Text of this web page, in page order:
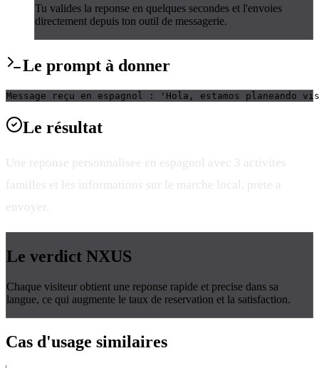
Tu valides la reponse en quelques secondes et l'envoies
directement depuis ton outil de messagerie.
Le prompt à donner
Message reçu en espagnol : 'Hola, estamos
Le résultat
Une reponse personnalisee en espagnol avec 3 activites
familles et les informations sur le marche local, prete a
envoyer.
Le verdict NXUS
Chaque visiteur obtient une reponse rapide et precise dans sa
langue, ce qui augmente le taux de reservation et la satisfaction.
Cas d'usage similaires